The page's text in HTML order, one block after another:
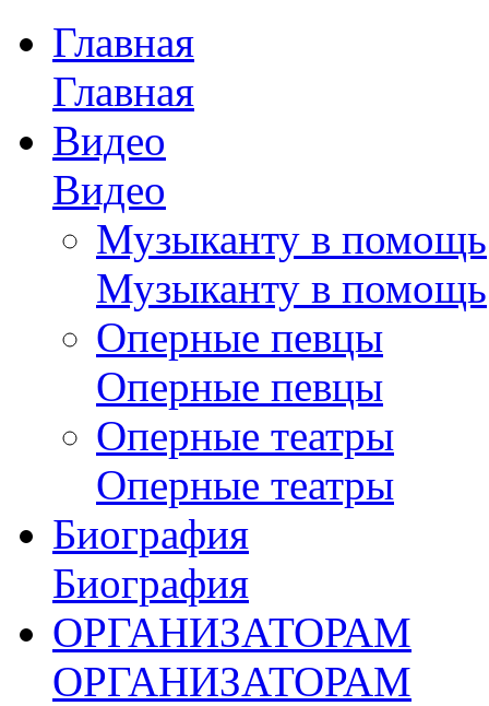
Главная
Главная
Видео
Видео
Музыканту в помощь
Музыканту в помощь
Оперные певцы
Оперные певцы
Оперные театры
Оперные театры
Биография
Биография
ОРГАНИЗАТОРАМ
ОРГАНИЗАТОРАМ